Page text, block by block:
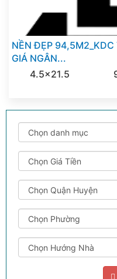
NỀN ĐẸP 94,5M2_KDC
GIÁ NGÂN...
4.5x21.5